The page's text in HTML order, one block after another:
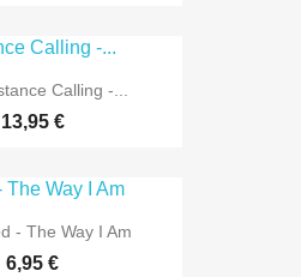
Calling -...
13,95 €
- The Way I Am
6,95 €